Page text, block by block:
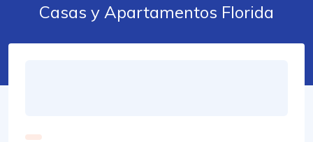
Casas y Apartamentos Florida